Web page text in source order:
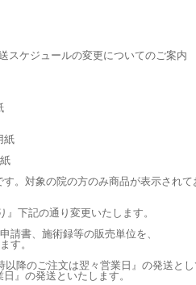
スケジュールの変更についてのご案内
紙
。対象の院の方のみ商品が表示されて
』下記の通り変更いたします。
書、施術録等の販売単位を、
す。
降のご注文は翌々営業日』の発送とし
』の発送といたします。